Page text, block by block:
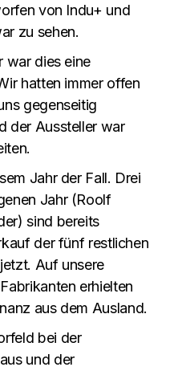
von Indu+ und
zu sehen.
war dies eine
hatten immer offen
gegenseitig
der Aussteller war
Jahr der Fall. Drei
Jahr (Roolf
sind bereits
der fünf restlichen
Auf unsere
erhielten
aus dem Ausland.
bei der
und der